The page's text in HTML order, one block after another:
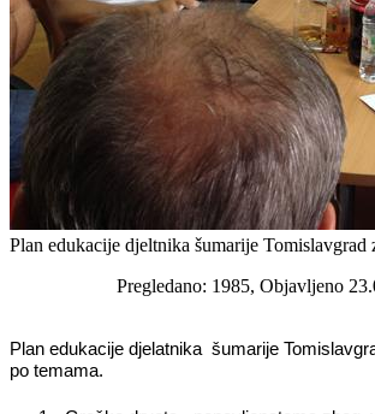
Plan edukacije djeltnika šumarije Tomislavgrad
Pregledano: 1985, Objavljeno
Plan edukacije djelatnika šumarije
po temama.